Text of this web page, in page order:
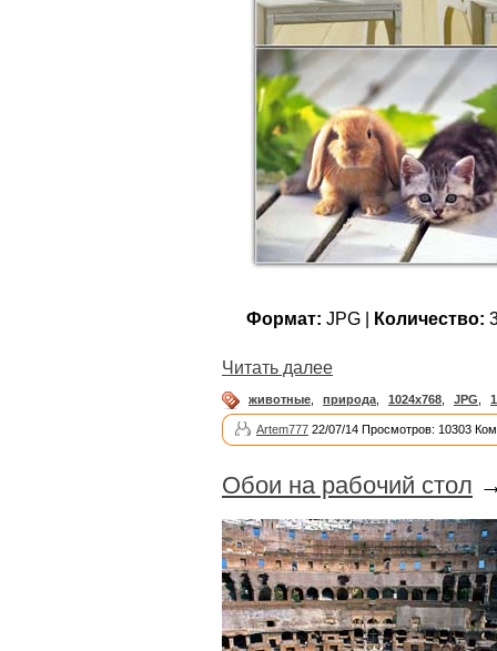
Формат: JPG | Количество:
Читать далее
животные природа 1024x768 JPG
Artem777 22/07/14 Просмотров: 10303
Обои на рабочий стол